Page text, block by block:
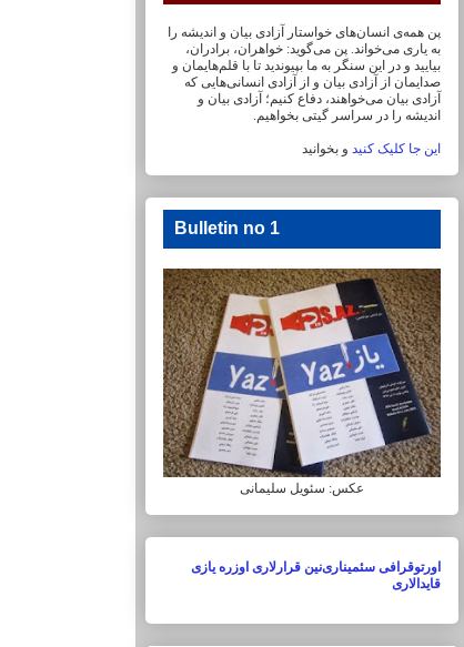
پن همه‌ی انسان‌های خواستار آزادی بیان و اندیشه را
به یاری می‌خواند. پن می‌گوید: خواهران، ‏برادران،
بیایید و در این سنگر به ما بپیوندید تا با قلم‌هایمان‏ و
صدایمان از آزادی بیان و از آزادی ‏انسانی‌هایی که
آزادی بیان می‌خواهند، دفاع کنیم؛ آزادی بیان و
اندیشه را در سراسر گیتی ‏بخواهیم.
این جا کلیک کنید و بخوانید
Bulletin no 1
عکس: سئویل سلیمانی
اورتوقرافی سئمیناری‌نین قرارلاری اوزره یازی
قایدالاری